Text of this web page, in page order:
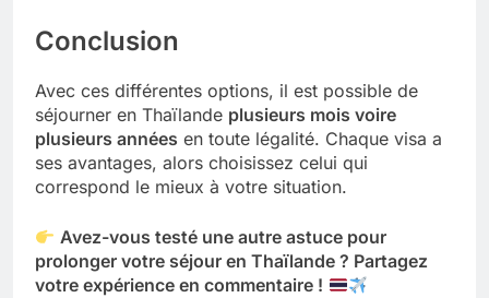
Conclusion
Avec ces différentes options, il est possible de
séjourner en Thaïlande plusieurs mois voire
plusieurs années en toute légalité. Chaque visa a
ses avantages, alors choisissez celui qui
correspond le mieux à votre situation.
Avez-vous testé une autre astuce pour
prolonger votre séjour en Thaïlande ? Partagez
votre expérience en commentaire !